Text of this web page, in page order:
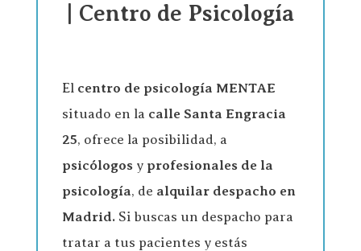
| Centro de Psicología
El centro de psicología MENTAE
situado en la calle Santa Engracia
25, ofrece la posibilidad, a
psicólogosy profesionales de la
psicología, de alquilar despacho en
Madrid.Si buscas un despacho para
tratar a tus pacientes y estás